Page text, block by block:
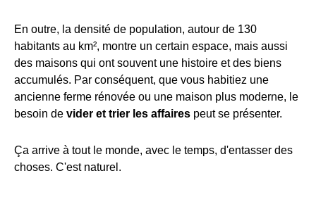
En outre, la densité de population, autour de 130
habitants au km², montre un certain espace, mais aussi
des maisons qui ont souvent une histoire et des biens
accumulés. Par conséquent, que vous habitiez une
ancienne ferme rénovée ou une maison plus moderne, le
besoin de vider et trier les affaires peut se présenter.
Ça arrive à tout le monde, avec le temps, d'entasser des
choses. C'est naturel.